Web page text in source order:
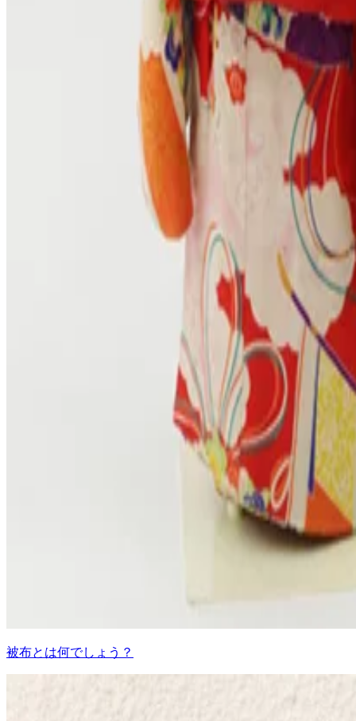
被布とは何でしょう？